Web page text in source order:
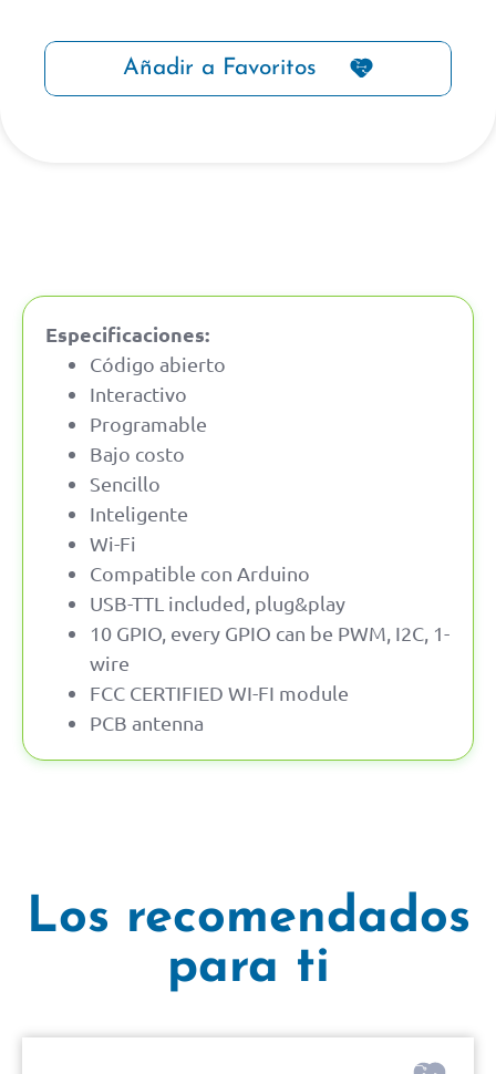
Añadir a Favoritos
Especificaciones:
Código abierto
Interactivo
Programable
Bajo costo
Sencillo
Inteligente
Wi-Fi
Compatible con Arduino
USB-TTL included, plug&play
10 GPIO, every GPIO can be PWM, I2C, 1-
wire
FCC CERTIFIED WI-FI module
PCB antenna
Los recomendados
para ti